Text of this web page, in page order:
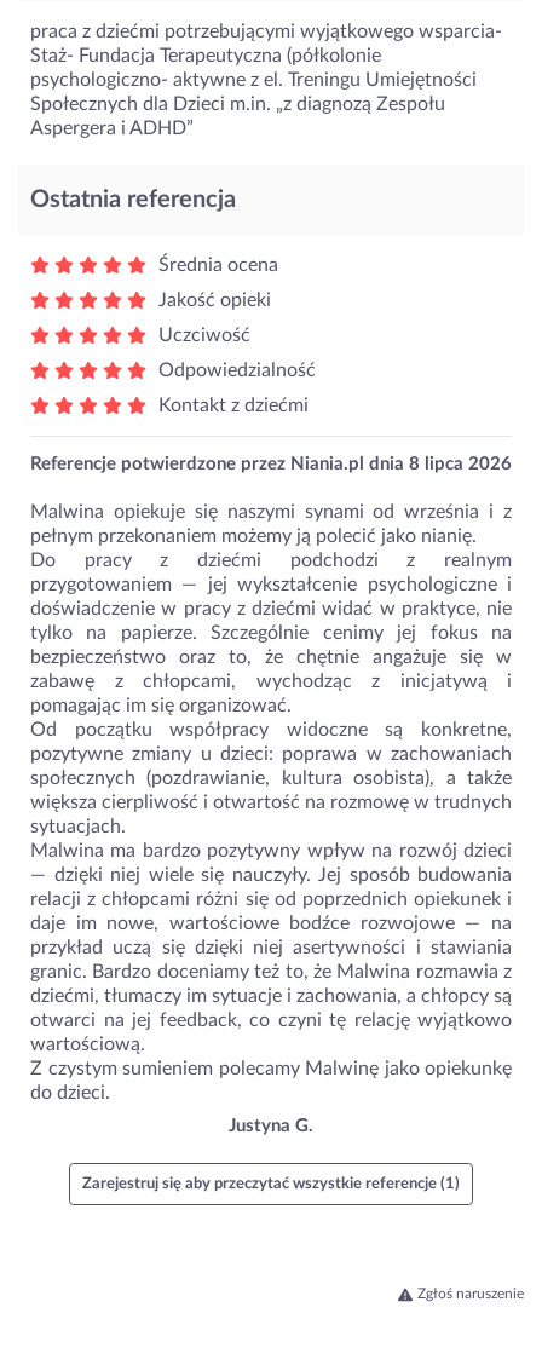
praca z dziećmi potrzebującymi wyjątkowego wsparcia-
Staż- Fundacja Terapeutyczna (półkolonie
psychologiczno- aktywne z el. Treningu Umiejętności
Społecznych dla Dzieci m.in. „z diagnozą Zespołu
Aspergera i ADHD”
Ostatnia referencja
Średnia ocena
Jakość opieki
Uczciwość
Odpowiedzialność
Kontakt z dziećmi
Referencje potwierdzone przez Niania.pl dnia 8 lipca 2026
Malwina opiekuje się naszymi synami od września i z
pełnym przekonaniem możemy ją polecić jako nianię.
Do pracy z dziećmi podchodzi z realnym
przygotowaniem — jej wykształcenie psychologiczne i
doświadczenie w pracy z dziećmi widać w praktyce, nie
tylko na papierze. Szczególnie cenimy jej fokus na
bezpieczeństwo oraz to, że chętnie angażuje się w
zabawę z chłopcami, wychodząc z inicjatywą i
pomagając im się organizować.
Od początku współpracy widoczne są konkretne,
pozytywne zmiany u dzieci: poprawa w zachowaniach
społecznych (pozdrawianie, kultura osobista), a także
większa cierpliwość i otwartość na rozmowę w trudnych
sytuacjach.
Malwina ma bardzo pozytywny wpływ na rozwój dzieci
— dzięki niej wiele się nauczyły. Jej sposób budowania
relacji z chłopcami różni się od poprzednich opiekunek i
daje im nowe, wartościowe bodźce rozwojowe — na
przykład uczą się dzięki niej asertywności i stawiania
granic. Bardzo doceniamy też to, że Malwina rozmawia z
dziećmi, tłumaczy im sytuacje i zachowania, a chłopcy są
otwarci na jej feedback, co czyni tę relację wyjątkowo
wartościową.
Z czystym sumieniem polecamy Malwinę jako opiekunkę
do dzieci.
Justyna G.
Zarejestruj się aby przeczytać wszystkie referencje (1)
Zgłoś naruszenie